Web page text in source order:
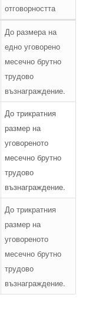
отговорността
До размера на
едно уговорено
месечно брутно
трудово
възнаграждение.
До трикратния
размер на
уговореното
месечно брутно
трудово
възнаграждение.
До трикратния
размер на
уговореното
месечно брутно
трудово
възнаграждение.